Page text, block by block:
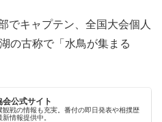
でキャプテン、全国大会個人
の古称で「水鳥が集まる
会公式サイト
観戦の情報も充実。番付の即日発表や相撲歴
情報提供中。